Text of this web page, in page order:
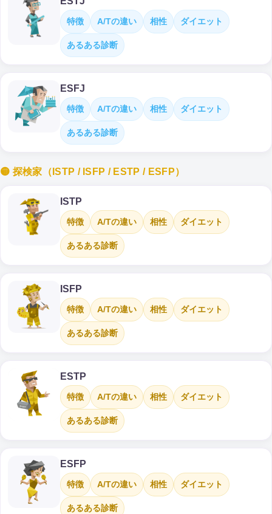
特徴 A/Tの違い 相性 ダイエット
あるある診断
ESFJ
特徴 A/Tの違い 相性 ダイエット
あるある診断
🟡 探検家（ISTP / ISFP / ESTP / ESFP）
ISTP
特徴 A/Tの違い 相性 ダイエット
あるある診断
ISFP
特徴 A/Tの違い 相性 ダイエット
あるある診断
ESTP
特徴 A/Tの違い 相性 ダイエット
あるある診断
ESFP
特徴 A/Tの違い 相性 ダイエット
あるある診断